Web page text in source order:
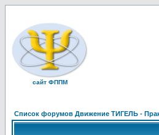
сайт ФППМ
Список форумов Движение ТИГЕЛЬ -